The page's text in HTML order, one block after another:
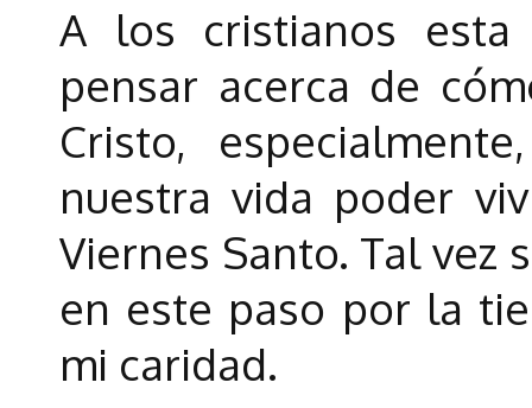
A los cristianos esta
pensar acerca de
Cristo,
nuestra vida poder
Viernes Santo. Tal vez
en este paso por la
mi caridad.